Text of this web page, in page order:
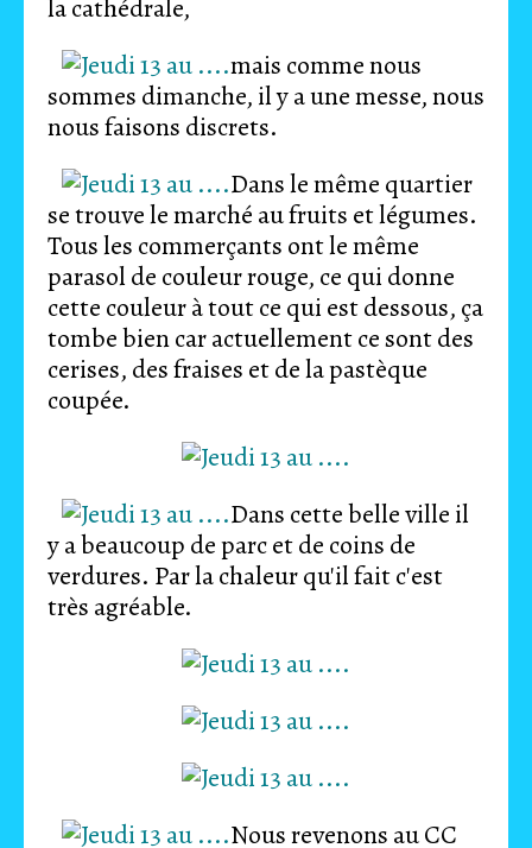
la cathédrale,
mais comme nous
sommes dimanche, il y a une messe, nous
nous faisons discrets.
Dans le même quartier
se trouve le marché au fruits et légumes.
Tous les commerçants ont le même
parasol de couleur rouge, ce qui donne
cette couleur à tout ce qui est dessous, ça
tombe bien car actuellement ce sont des
cerises, des fraises et de la pastèque
coupée.
Dans cette belle ville il
y a beaucoup de parc et de coins de
verdures. Par la chaleur qu'il fait c'est
très agréable.
Nous revenons au CC